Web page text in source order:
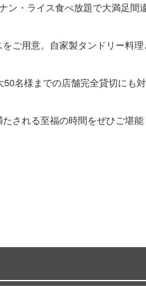
ン・ライス食べ放題で大満足
ご用意。自家製タンドリー料
名様までの店舗完全貸切にも
される至福の時間をぜひご堪能